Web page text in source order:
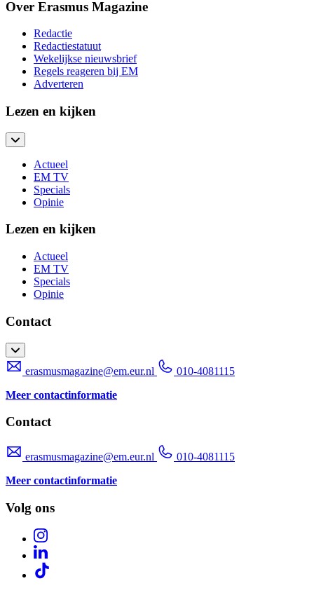
Over Erasmus Magazine
Redactie
Redactiestatuut
Wekelijkse nieuwsbrief
Regels reageren bij EM
Adverteren
Lezen en kijken
Actueel
EM TV
Specials
Opinie
Lezen en kijken
Actueel
EM TV
Specials
Opinie
Contact
erasmusmagazine@em.eur.nl
010-4081115
Meer contactinformatie
Contact
erasmusmagazine@em.eur.nl
010-4081115
Meer contactinformatie
Volg ons